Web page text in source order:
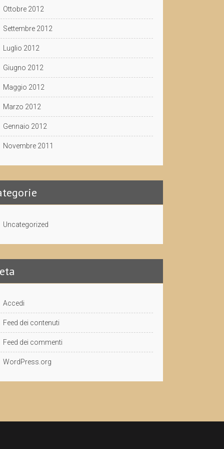
Ottobre 2012
Settembre 2012
Luglio 2012
Giugno 2012
Maggio 2012
Marzo 2012
Gennaio 2012
Novembre 2011
Uncategorized
Accedi
Feed dei contenuti
Feed dei commenti
WordPress.org